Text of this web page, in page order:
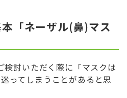
「ネーザル(鼻)マス
検討いただく際に「マスクは
ってしまうことがあると思